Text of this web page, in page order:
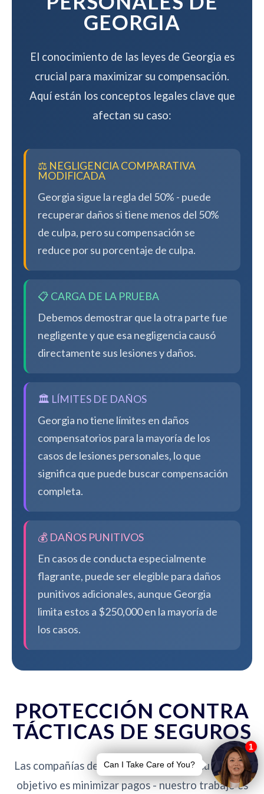
GEORGIA
El conocimiento de las leyes de Georgia es
crucial para maximizar su compensación.
Aquí están los conceptos legales clave que
afectan su caso:
⚖️ NEGLIGENCIA COMPARATIVA
MODIFICADA
Georgia sigue la regla del 50% - puede
recuperar daños si tiene menos del 50%
de culpa, pero su compensación se
reduce por su porcentaje de culpa.
📋 CARGA DE LA PRUEBA
Debemos demostrar que la otra parte fue
negligente y que esa negligencia causó
directamente sus lesiones y daños.
🏛️ LÍMITES DE DAÑOS
Georgia no tiene límites en daños
compensatorios para la mayoría de los
casos de lesiones personales, lo que
significa que puede buscar compensación
completa.
💰 DAÑOS PUNITIVOS
En casos de conducta especialmente
flagrante, puede ser elegible para daños
punitivos adicionales, aunque Georgia
limita estos a $250,000 en la mayoría de
los casos.
PROTECCIÓN CONTRA
TÁCTICAS DE SEGUROS
Las compañías de seguros no están de su lado. Su
objetivo es minimizar pagos - nuestro trabajo es